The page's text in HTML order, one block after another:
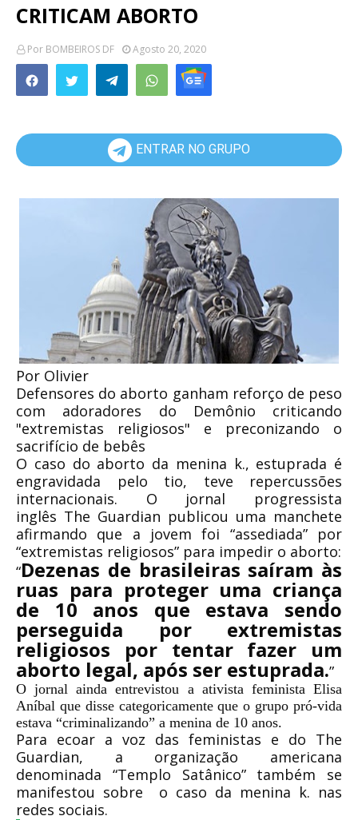
CRITICAM ABORTO
Por BOMBEIROS DF Agosto 20, 2020
ENTRAR NO GRUPO
Por Olivier
Defensores do aborto ganham reforço de peso
com adoradores do Demônio criticando
"extremistas religiosos" e preconizando o
sacrifício de bebês
O caso do aborto da menina k., estuprada é
engravidada pelo tio, teve repercussões
internacionais. O jornal progressista
inglês The Guardian publicou uma manchete
afirmando que a jovem foi “assediada” por
“extremistas religiosos” para impedir o aborto:
“Dezenas de brasileiras saíram às
ruas para proteger uma criança
de 10 anos que estava sendo
perseguida por extremistas
religiosos por tentar fazer um
aborto legal, após ser estuprada.”
O jornal ainda entrevistou a ativista feminista Elisa
Aníbal que disse categoricamente que o grupo pró-vida
estava “criminalizando” a menina de 10 anos.
Para ecoar a voz das feministas e do The
Guardian, a organização americana
denominada “Templo Satânico” também se
manifestou sobre o caso da menina k. nas
redes sociais.